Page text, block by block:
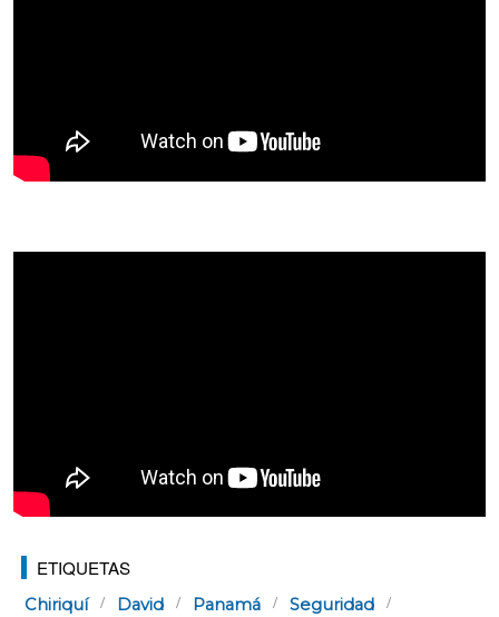
ETIQUETAS
Chiriquí David Panamá Seguridad